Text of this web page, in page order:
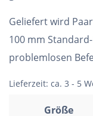
Geliefert wird
100 mm
problemlosen
Lieferzeit: ca. 3 - 5
Größe